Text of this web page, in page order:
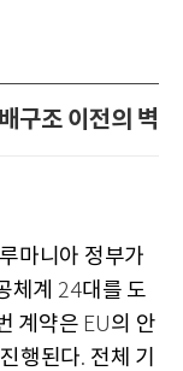
구조 이전의 벽
루마니아 정부가
체계 24대를 도
계약은 EU의 안
행된다. 전체 기